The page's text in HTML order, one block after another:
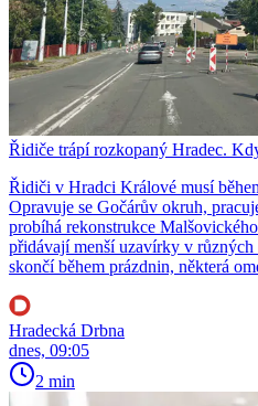
Řidiče trápí rozkopaný Hradec.
Řidiči v Hradci Králové musí
Opravuje se Gočárův okruh,
probíhá rekonstrukce
přidávají menší uzavírky v různých
skončí během prázdnin, některá
Hradecká Drbna
dnes, 09:05
2 min